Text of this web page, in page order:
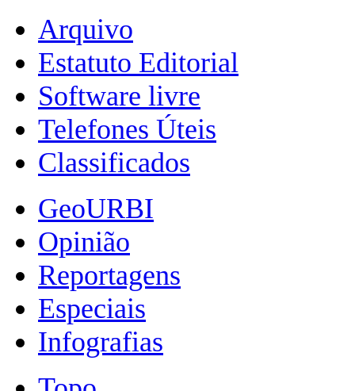
Arquivo
Estatuto Editorial
Software livre
Telefones Úteis
Classificados
GeoURBI
Opinião
Reportagens
Especiais
Infografias